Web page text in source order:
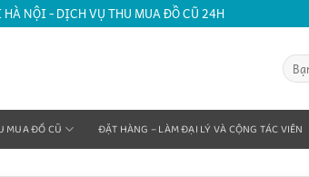
NỘI - DỊCH VỤ THU MUA ĐỒ CŨ 24H
Tìm
kiếm:
MUA ĐỒ CŨ ĐẶT HÀNG – LÀM ĐẠI LÝ VÀ CỘNG TÁC VIÊN